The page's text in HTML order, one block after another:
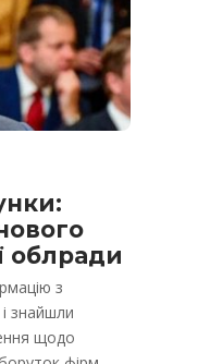
облради
з
знайшли
щодо